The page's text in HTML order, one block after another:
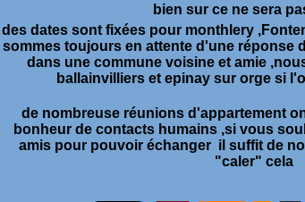
bien sur ce ne sera
des dates sont fixées pour monthlery
sommes toujours en attente d'une réponse
dans une commune voisine et amie
ballainvilliers et epinay sur orge si
de nombreuse réunions d'appartement
bonheur de contacts humains ,si vous
amis pour pouvoir échanger il suffit de
"caler" cela